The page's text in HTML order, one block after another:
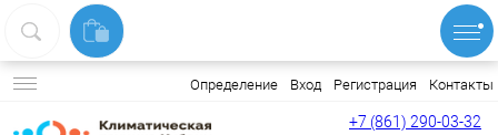
Определение Вход Регистрация Контакты
+7 (861) 290-03-32